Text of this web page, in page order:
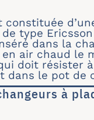
type
dans la
air chaud le
doit résister
dans le pot de
à